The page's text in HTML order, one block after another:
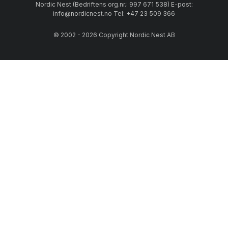
Nordic Nest (Bedriftens org.nr.: 997 671 538) E-post:
info@nordicnest.no Tel: +47 23 509 366
© 2002 - 2026 Copyright Nordic Nest AB